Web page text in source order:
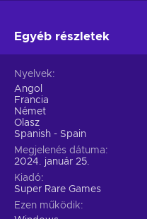
Egyéb részletek
Nyelvek
Angol
Francia
Német
Olasz
Spanish - Spain
Megjelenés dátuma
2024. január 25.
Kiadó
Super Rare Games
Ezen működik